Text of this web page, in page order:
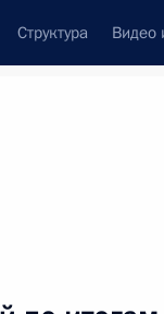
Структура Видео